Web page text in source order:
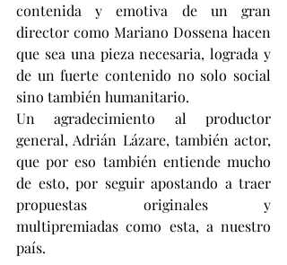
contenida y emotiva de un gran
director como Mariano Dossena hacen
que sea una pieza necesaria, lograda y
de un fuerte contenido no solo social
sino también humanitario.
Un agradecimiento al productor
general, Adrián Lázare, también actor,
que por eso también entiende mucho
de esto, por seguir apostando a traer
propuestas originales y
multipremiadas como esta, a nuestro
país.